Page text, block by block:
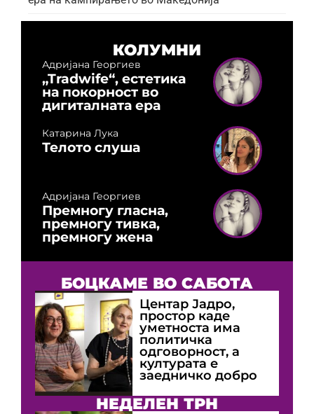
КОЛУМНИ
Адријана Георгиев
„Tradwife“, естетика
на покорност во
дигиталната ера
Катарина Лука
Телото слуша
Адријана Георгиев
Премногу гласна,
премногу тивка,
премногу жена
БОЦКАМЕ ВО САБОТА
Центар Јадро,
простор каде
уметноста има
политичка
одговорност, а
културата е
заедничко добро
НЕДЕЛЕН ТРН